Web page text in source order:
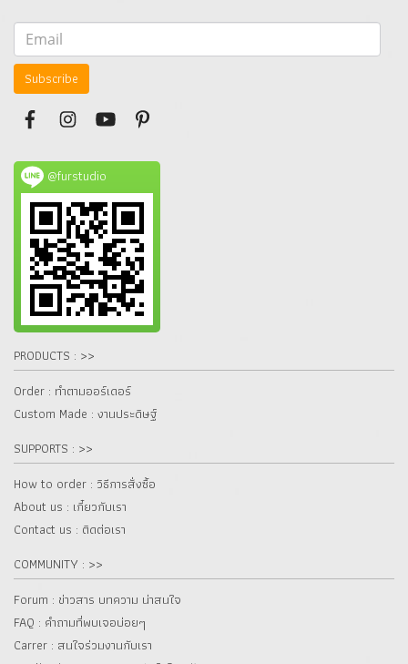
Subscribe
@furstudio
PRODUCTS : >>
Order : ทำตามออร์เดอร์
Custom Made : งานประดิษฐ์
SUPPORTS : >>
How to order : วิธีการสั่งซื้อ
About us : เกี๋ยวกับเรา
Contact us : ติดต่อเรา
COMMUNITY : >>
Forum : ข่าวสาร บทความ น่าสนใจ
FAQ : คำถามที่พบเจอบ่อยๆ
Carrer : สนใจร่วมงานกับเรา